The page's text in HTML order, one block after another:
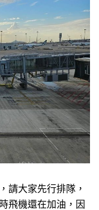
請大家先行排隊，
飛機還在加油，因